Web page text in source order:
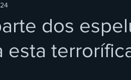
dos
esta